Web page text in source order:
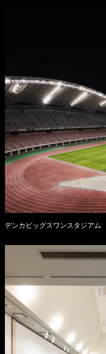
デンカビッグスワンスタジアム